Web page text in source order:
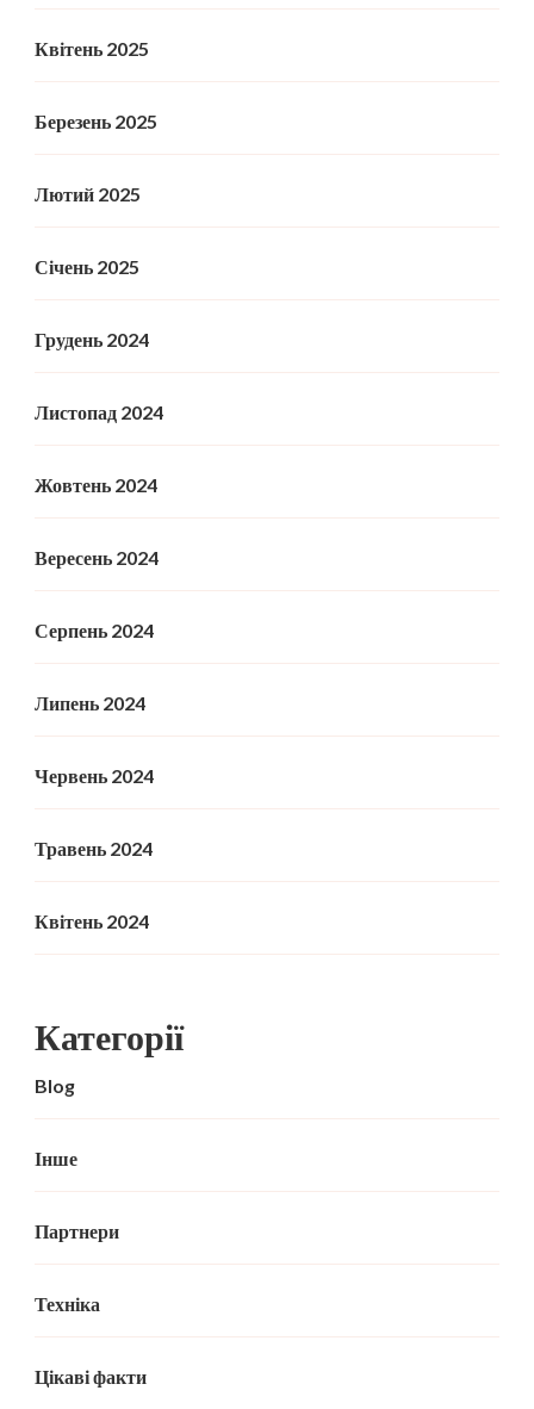
Квітень 2025
Березень 2025
Лютий 2025
Січень 2025
Грудень 2024
Листопад 2024
Жовтень 2024
Вересень 2024
Серпень 2024
Липень 2024
Червень 2024
Травень 2024
Квітень 2024
Категорії
Blog
Інше
Партнери
Техніка
Цікаві факти